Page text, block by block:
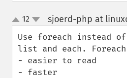
up
down
12 sjoerd-php at
Use foreach instead
list and each.
- easier to read
- faster